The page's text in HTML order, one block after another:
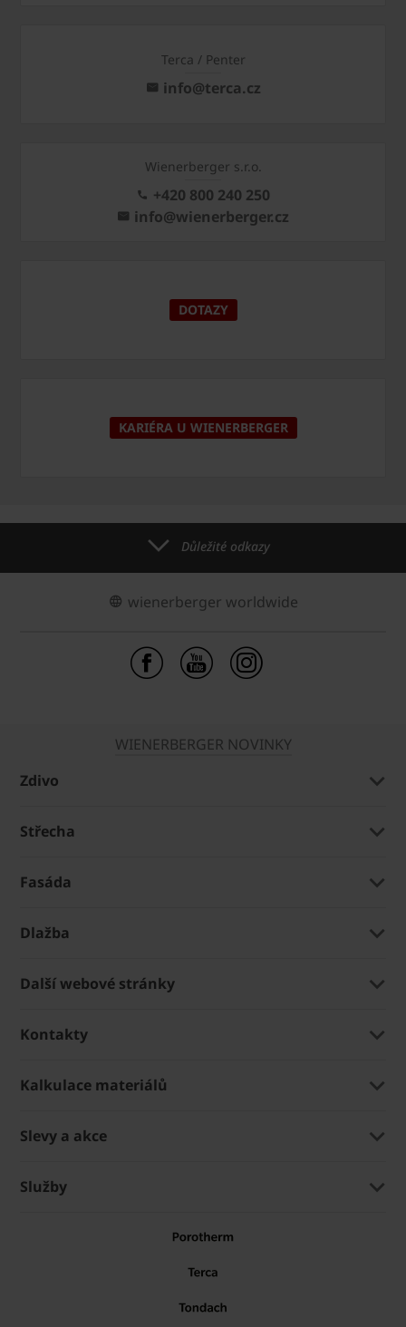
Terca / Penter
info@terca.cz
Wienerberger s.r.o.
+420 800 240 250
info@wienerberger.cz
DOTAZY
KARIÉRA U WIENERBERGER
Důležité odkazy
wienerberger worldwide
WIENERBERGER NOVINKY
Zdivo
Střecha
Fasáda
Dlažba
Další webové stránky
Kontakty
Kalkulace materiálů
Slevy a akce
Služby